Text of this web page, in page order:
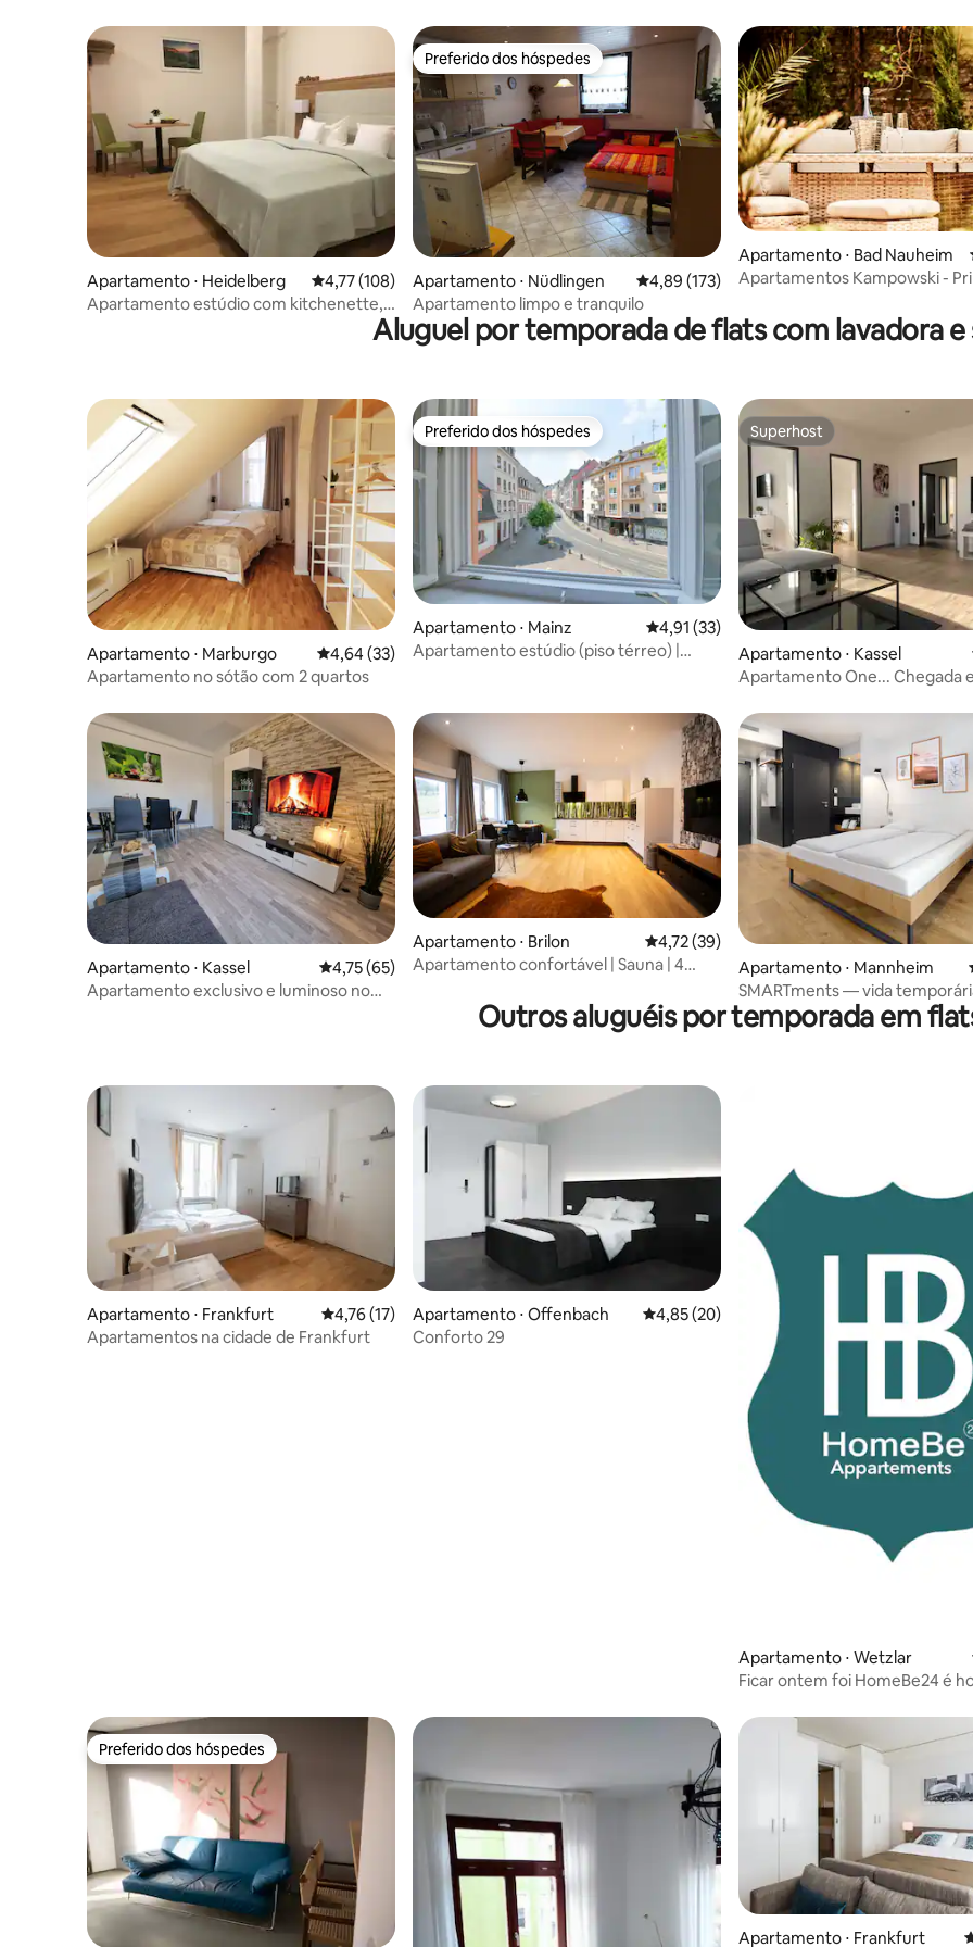
Apartamento ⋅ Heidelberg 4,77 de uma avaliação média de 5, 108 avaliações
4,77 (108)
Apartamento estúdio com kitchenette,
Preferido dos hóspedes
Preferido dos hóspedes
Apartamento ⋅ Nüdlingen 4,89 de uma avaliação média de 5, 173
4,89 (173)
Apartamento limpo e tranquilo
Apartamento ⋅ Bad Nauheim
Apartamentos Kampowski -
Aluguel por temporada de flats com lavadora e
Apartamento ⋅ Marburgo 4,64 de uma avaliação média de 5, 33 avaliações
4,64 (33)
Apartamento no sótão com 2 quartos
Preferido dos hóspedes
Preferido dos hóspedes
Apartamento ⋅ Mainz 4,91 de uma avaliação média de 5, 33
4,91 (33)
Apartamento estúdio (piso térreo) |
Superhost
Superhost
Apartamento ⋅ Kassel
Apartamento One... Chegada
Apartamento ⋅ Kassel 4,75 de uma avaliação média de 5, 65 avaliações
4,75 (65)
Apartamento exclusivo e luminoso no
Apartamento ⋅ Brilon 4,72 de uma avaliação média de 5, 39
4,72 (39)
Apartamento confortável | Sauna | 4
Apartamento ⋅ Mannheim
SMARTments — vida
Mannheim
Outros aluguéis por temporada em
Apartamento ⋅ Frankfurt 4,76 de uma avaliação média de 5, 17 avaliações
4,76 (17)
Apartamentos na cidade de Frankfurt
Apartamento ⋅ Offenbach 4,85 de uma avaliação média de 5, 20
4,85 (20)
Conforto 29
Apartamento ⋅ Wetzlar
Ficar ontem foi HomeBe24 é
Preferido dos hóspedes
Preferido dos hóspedes
Apartamento ⋅ Frankfurt